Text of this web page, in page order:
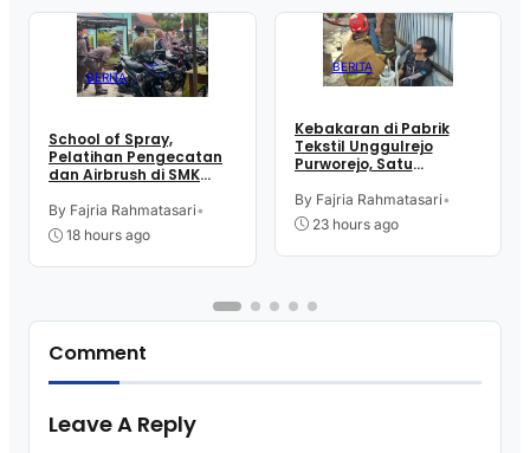
BERITA
School of Spray,
Pelatihan Pengecatan
dan Airbrush di SMK
Kutoarjo
By Fajria Rahmatasari•
18 hours ago
BERITA
Kebakaran di Pabrik
Tekstil Unggulrejo
Purworejo, Satu
Tulang, Petugas
Damkar Sesak Nafas
By Fajria Rahmatasari•
23 hours ago
Comment
Leave A Reply